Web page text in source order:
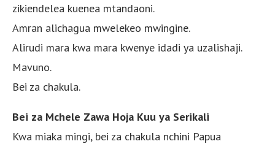
zikiendelea kuenea mtandaoni.
Amran alichagua mwelekeo mwingine.
Alirudi mara kwa mara kwenye idadi ya uzalishaji.
Mavuno.
Bei za chakula.
Bei za Mchele Zawa Hoja Kuu ya Serikali
Kwa miaka mingi, bei za chakula nchini Papua